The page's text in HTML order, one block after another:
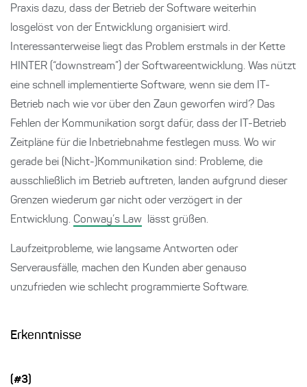
Praxis dazu, dass der Betrieb der Software weiterhin
losgelöst von der Entwicklung organisiert wird.
Interessanterweise liegt das Problem erstmals in der Kette
HINTER (“downstream”) der Softwareentwicklung. Was nützt
eine schnell implementierte Software, wenn sie dem IT-
Betrieb nach wie vor über den Zaun geworfen wird? Das
Fehlen der Kommunikation sorgt dafür, dass der IT-Betrieb
Zeitpläne für die Inbetriebnahme festlegen muss. Wo wir
gerade bei (Nicht-)Kommunikation sind: Probleme, die
ausschließlich im Betrieb auftreten, landen aufgrund dieser
Grenzen wiederum gar nicht oder verzögert in der
Entwicklung. Conway’s Law lässt grüßen.
Laufzeitprobleme, wie langsame Antworten oder
Serverausfälle, machen den Kunden aber genauso
unzufrieden wie schlecht programmierte Software.
Erkenntnisse
(#3)